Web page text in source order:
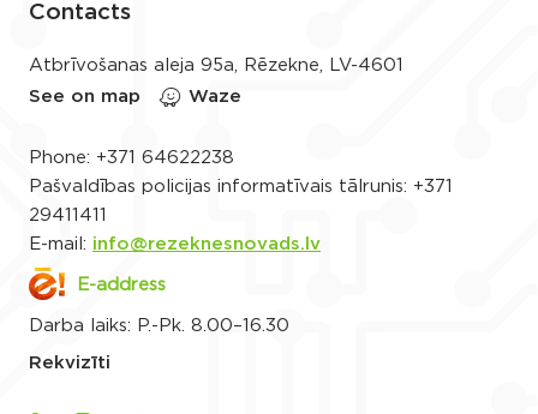
Contacts
Atbrīvošanas aleja 95a, Rēzekne, LV-4601
See on map
Waze
Phone: +371 64622238
Pašvaldības policijas informatīvais tālrunis: +371
29411411
E-mail: info@rezeknesnovads.lv
E-address
Darba laiks: P.-Pk. 8.00–16.30
Rekvizīti